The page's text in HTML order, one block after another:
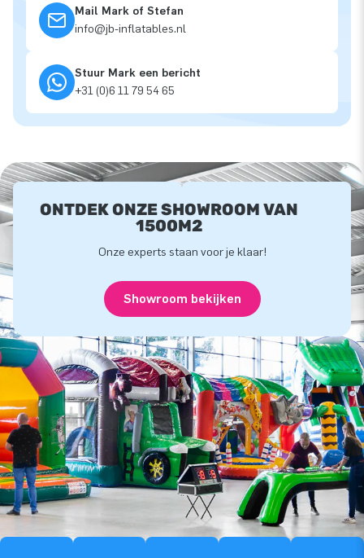
Mail Mark of Stefan
info@jb-inflatables.nl
Stuur Mark een bericht
+31 (0)6 11 79 54 65
ONTDEK ONZE SHOWROOM VAN
1500M2
Onze experts staan voor je klaar!
Showroom bekijken